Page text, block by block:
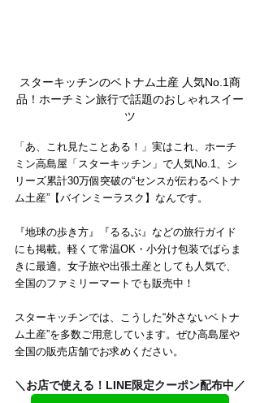
スターキッチンのベトナム土産 人気No.1商
品！ホーチミン旅行で話題のおしゃれスイー
ツ
「あ、これ見たことある！」実はこれ、ホーチ
ミン高島屋「スターキッチン」で人気No.1、シ
リーズ累計30万個突破の“センスが伝わるベトナ
ム土産”【バインミーラスク】なんです。
『地球の歩き方』『るるぶ』などの旅行ガイド
にも掲載。軽くて常温OK・小分け包装でばらま
きに最適。女子旅や出張土産としても人気で、
全国のファミリーマートでも販売中！
スターキッチンでは、こうした“外さないベトナ
ム土産”を多数ご用意しています。ぜひ高島屋や
全国の販売店舗でお求めください。
＼お店で使える！LINE限定クーポン配布中／